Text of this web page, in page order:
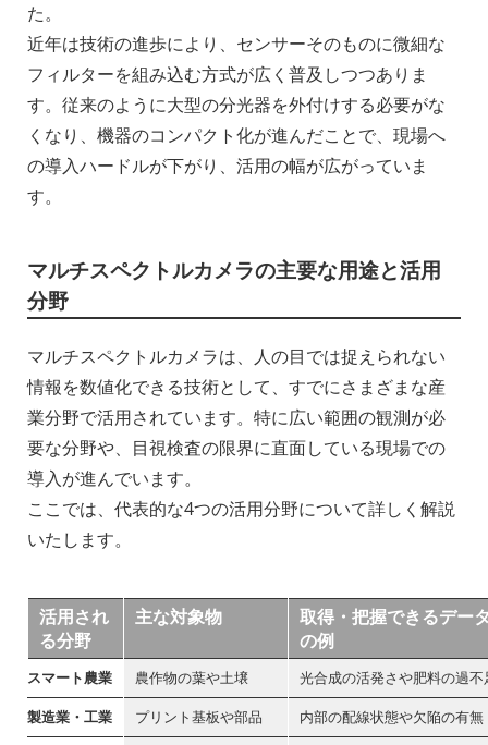
た。
近年は技術の進歩により、センサーそのものに微細な
フィルターを組み込む方式が広く普及しつつありま
す。従来のように大型の分光器を外付けする必要がな
くなり、機器のコンパクト化が進んだことで、現場へ
の導入ハードルが下がり、活用の幅が広がっていま
す。
マルチスペクトルカメラの主要な用途と活用
分野
マルチスペクトルカメラは、人の目では捉えられない
情報を数値化できる技術として、すでにさまざまな産
業分野で活用されています。特に広い範囲の観測が必
要な分野や、目視検査の限界に直面している現場での
導入が進んでいます。
ここでは、代表的な4つの活用分野について詳しく解説
いたします。
活用され
る分野
主な対象物
取得・把握できるデー
の例
スマート農業 農作物の葉や土壌
光合成の活発さや肥料の過不
製造業・工業
プリント基板や部品
内部の配線状態や欠陥の有無